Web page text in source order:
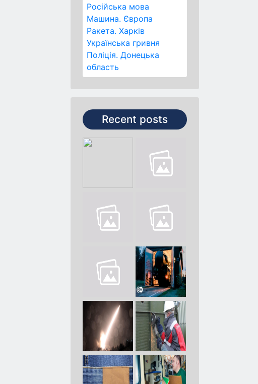
Російська мова
Машина. Європа
Ракета. Харків
Українська гривня
Поліція. Донецька
область
Recent posts